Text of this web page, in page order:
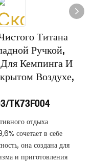
Титана
Ручкой,
Кемпинга И
Воздухе,
TK73F004
отдыха
сочетает в себе
она создана для
и приготовления